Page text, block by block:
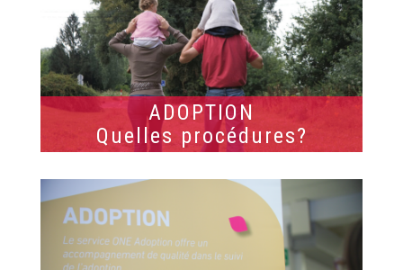
ADOPTION
Quelles procédures?